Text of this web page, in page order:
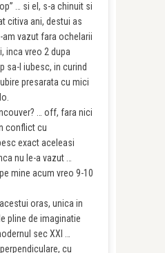
… si el, s-a chinuit si
citiva ani, destui as
am vazut fara ochelarii
inca vreo 2 dupa
sa-l iubesc, in curind
presarata cu mici
… off, fara nici
conflict cu
exact aceleasi
nu le-a vazut …
mine acum vreo 9-10
oras, unica in
pline de imaginatie
sec XXI …
cu